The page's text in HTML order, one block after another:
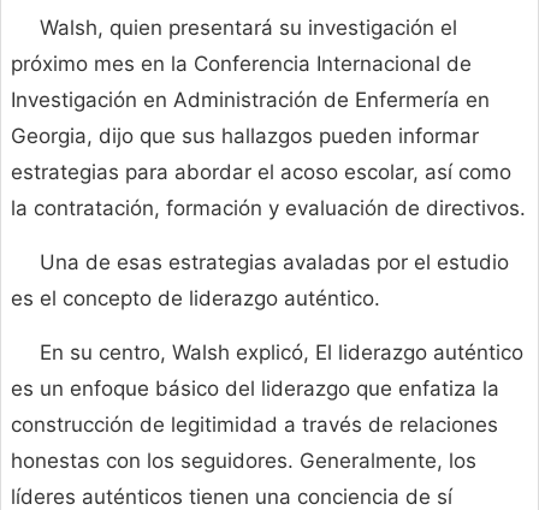
Walsh, quien presentará su investigación el
próximo mes en la Conferencia Internacional de
Investigación en Administración de Enfermería en
Georgia, dijo que sus hallazgos pueden informar
estrategias para abordar el acoso escolar, así como
la contratación, formación y evaluación de directivos.
Una de esas estrategias avaladas por el estudio
es el concepto de liderazgo auténtico.
En su centro, Walsh explicó, El liderazgo auténtico
es un enfoque básico del liderazgo que enfatiza la
construcción de legitimidad a través de relaciones
honestas con los seguidores. Generalmente, los
líderes auténticos tienen una conciencia de sí